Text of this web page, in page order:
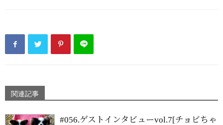
関連記事
#056.ゲストインタビューvol.7[チョビちゃ